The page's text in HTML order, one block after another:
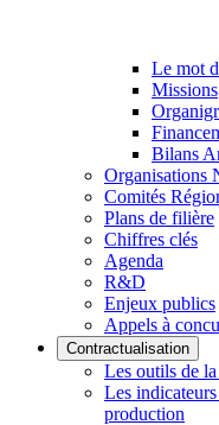
Le mot
Missions
Bilans
Organisations
Comités
Plans de filière
Chiffres clés
Agenda
R&D
Enjeux publics
Appels à
Contractualisation
Les outils de
Les
production